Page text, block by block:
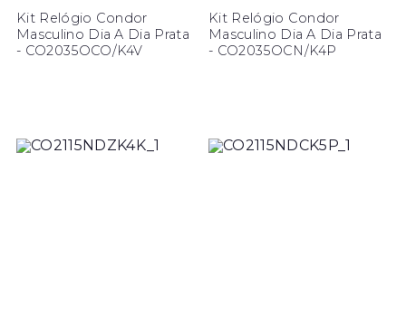
Kit Relógio Condor
Masculino Dia A Dia Prata
- CO2035OCO/K4V
Kit Relógio Condor
Masculino Dia A Dia Prata
- CO2035OCN/K4P